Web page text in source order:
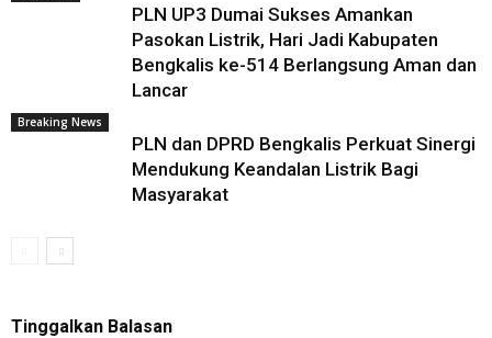
PLN UP3 Dumai Sukses Amankan
Pasokan Listrik, Hari Jadi Kabupaten
Bengkalis ke-514 Berlangsung Aman dan
Lancar
Breaking News
PLN dan DPRD Bengkalis Perkuat Sinergi
Mendukung Keandalan Listrik Bagi
Masyarakat
Tinggalkan Balasan